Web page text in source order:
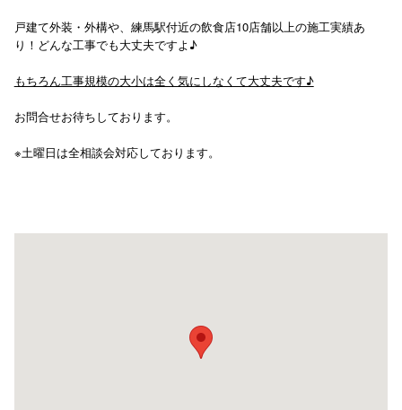
戸建て外装・外構や、練馬駅付近の飲食店10店舗以上の施工実績あ
り！どんな工事でも大丈夫ですよ♪
もちろん工事規模の大小は全く気にしなくて大丈夫です♪
お問合せお待ちしております。
※土曜日は全相談会対応しております。